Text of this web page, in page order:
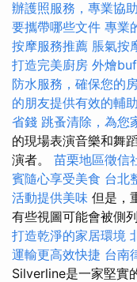
辦護照服務，專業協
要攜帶哪些文件 專業
按摩服務推薦 脹氣按
打造完美廚房 外燴
防水服務，確保您的
的朋友提供有效的輔
省錢 跳蚤清除，為您
的現場表演音樂和舞
演者。 苗栗地區徵信
賓隨心享受美食 台北
活動提供美味 但是，
有些視圖可能會被側
打造乾淨的家居環境
運輸更高效快捷 台南
Silverline是一家堅實